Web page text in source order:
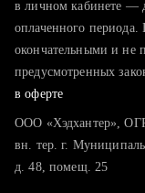
в личном кабинете —
оплаченного периода.
окончательными и не
предусмотренных
в оферте
ООО «Хэдхантер»,
вн. тер. г.
д. 48, помещ. 25